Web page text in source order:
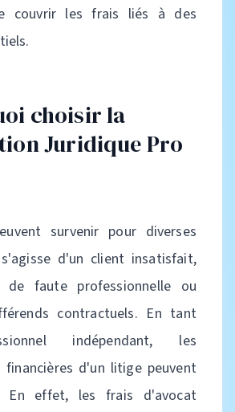
couvrir les frais liés à des
choisir la
Juridique Pro
survenir pour diverses
d'un client insatisfait,
de faute professionnelle ou
contractuels. En tant
indépendant, les
financières d'un litige peuvent
En effet, les frais d'avocat